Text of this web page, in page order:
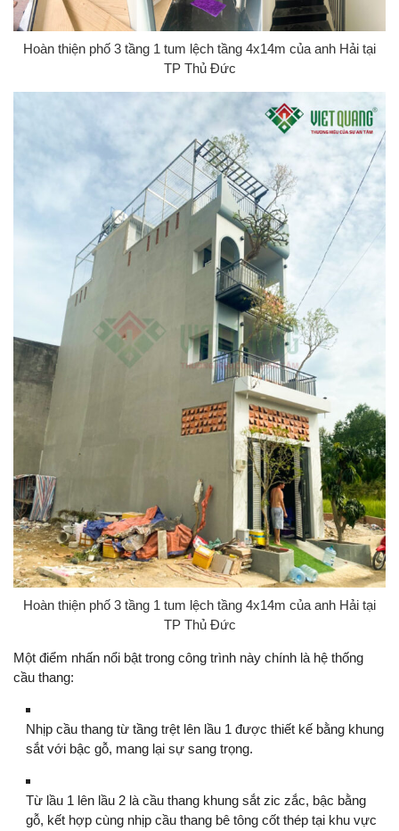
Hoàn thiện phố 3 tầng 1 tum lệch tầng 4x14m của anh Hải tại
TP Thủ Đức
Hoàn thiện phố 3 tầng 1 tum lệch tầng 4x14m của anh Hải tại
TP Thủ Đức
Một điểm nhấn nổi bật trong công trình này chính là hệ thống
cầu thang:
Nhịp cầu thang từ tầng trệt lên lầu 1 được thiết kế bằng khung
sắt với bậc gỗ, mang lại sự sang trọng.
Từ lầu 1 lên lầu 2 là cầu thang khung sắt zic zắc, bậc bằng
gỗ, kết hợp cùng nhịp cầu thang bê tông cốt thép tại khu vực